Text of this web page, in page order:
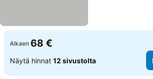
Alkaen 68 €
Näytä hinnat 12 sivustolta